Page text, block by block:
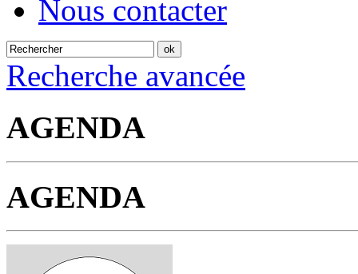
Nous contacter
Recherche avancée
AGENDA
AGENDA